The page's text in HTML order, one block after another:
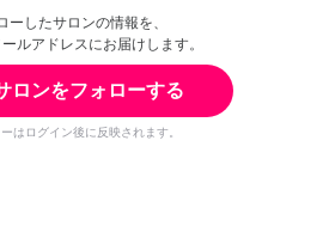
ーしたサロンの情報を、
ルアドレスにお届けします。
ロンをフォローする
はログイン後に反映されます。